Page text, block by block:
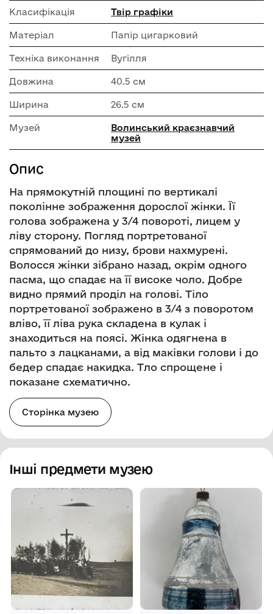
Класифікація Твір графіки
Матеріал Папір цигарковий
Техніка виконання Вугілля
Довжина 40.5 см
Ширина 26.5 см
Музей
Волинський краєзнавчий
музей
Опис
На прямокутній площині по вертикалі
поколінне зображення дорослої жінки. Її
голова зображена у 3/4 повороті, лицем у
ліву сторону. Погляд портретованої
спрямований до низу, брови нахмурені.
Волосся жінки зібрано назад, окрім одного
пасма, що спадає на її високе чоло. Добре
видно прямий проділ на голові. Тіло
портретованої зображено в 3/4 з поворотом
вліво, її ліва рука складена в кулак і
знаходиться на поясі. Жінка одягнена в
пальто з лацканами, а від маківки голови і до
бедер спадає накидка. Тло спрощене і
показане схематично.
Сторінка музею
Інші предмети музею